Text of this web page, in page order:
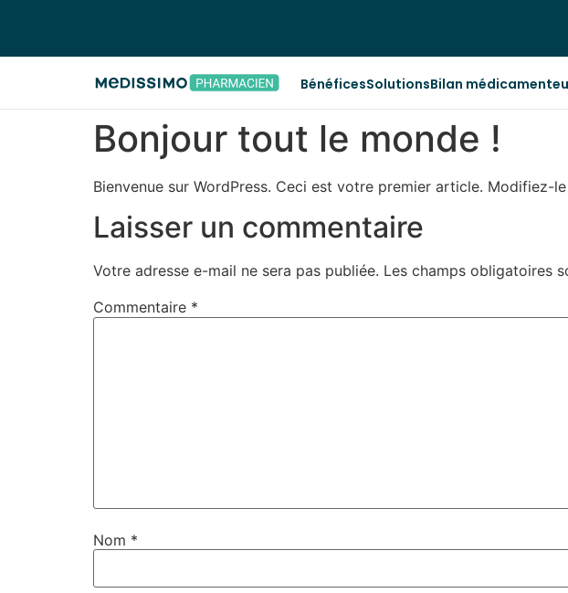
BénéficesSolutionsBilan
Bonjour tout le monde !
Bienvenue sur WordPress. Ceci est votre premier article. Modifiez-
Laisser un commentaire
Votre adresse e-mail ne sera pas publiée. Les champs obligatoires
Commentaire *
Nom *